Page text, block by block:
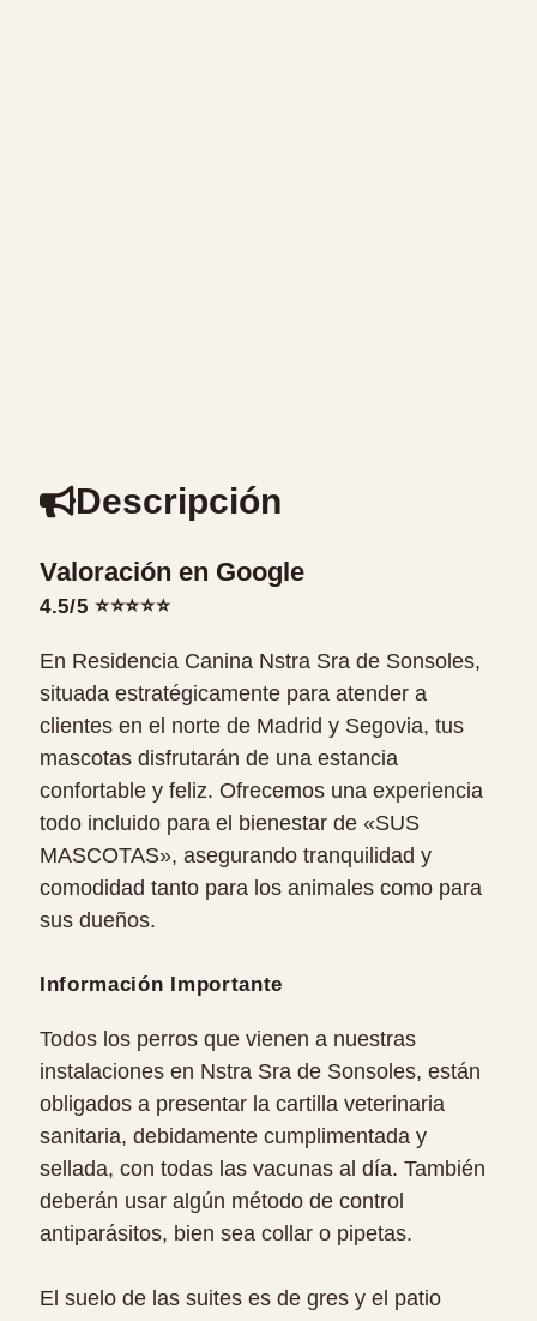
Descripción
Valoración en Google
4.5/5 ⭐⭐⭐⭐⭐
En Residencia Canina Nstra Sra de Sonsoles,
situada estratégicamente para atender a
clientes en el norte de Madrid y Segovia, tus
mascotas disfrutarán de una estancia
confortable y feliz. Ofrecemos una experiencia
todo incluido para el bienestar de «SUS
MASCOTAS», asegurando tranquilidad y
comodidad tanto para los animales como para
sus dueños.
Información Importante
Todos los perros que vienen a nuestras
instalaciones en Nstra Sra de Sonsoles, están
obligados a presentar la cartilla veterinaria
sanitaria, debidamente cumplimentada y
sellada, con todas las vacunas al día. También
deberán usar algún método de control
antiparásitos, bien sea collar o pipetas.
El suelo de las suites es de gres y el patio